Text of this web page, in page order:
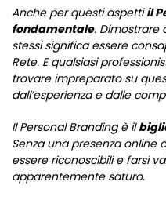
Anche per questi aspettiil
fondamentale. Dimostrare
stessi significa essere
Rete. E qualsiasi
trovare impreparato su
dall’esperienza e dalle
Il Personal Branding è il
Senza una presenza online
essere riconoscibili e farsi
apparentemente saturo.